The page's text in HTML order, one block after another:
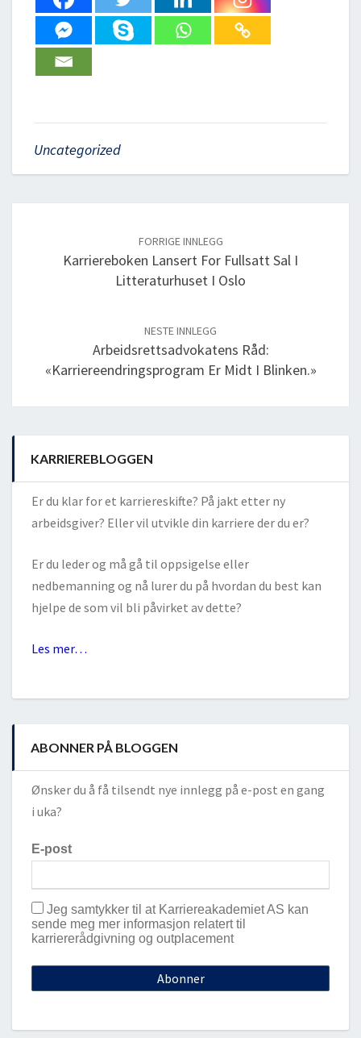
Uncategorized
FORRIGE INNLEGG
Karriereboken Lansert For Fullsatt Sal I
Litteraturhuset I Oslo
NESTE INNLEGG
Arbeidsrettsadvokatens Råd:
«Karriereendringsprogram Er Midt I Blinken.»
KARRIEREBLOGGEN
Er du klar for et karriereskifte? På jakt etter ny
arbeidsgiver? Eller vil utvikle din karriere der du er?
Er du leder og må gå til oppsigelse eller
nedbemanning og nå lurer du på hvordan du best kan
hjelpe de som vil bli påvirket av dette?
Les mer…
ABONNER PÅ BLOGGEN
Ønsker du å få tilsendt nye innlegg på e-post en gang
i uka?
E-post
Jeg samtykker til at Karriereakademiet AS kan
sende meg mer informasjon relatert til
karriererådgivning og outplacement